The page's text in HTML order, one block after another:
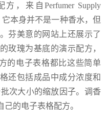
，来自Perfumer Supply
本身并不是一种香水，但
芬美意的网站上还展示了
玫瑰为基底的演示配方，
的电子表格都比这些简单
还包括成品中成分浓度和
次大小的缩放因子。调香
的电子表格配方。